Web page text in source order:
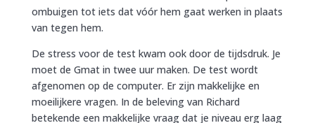
ombuigen tot iets dat vóór hem gaat werken in plaats
van tegen hem.
De stress voor de test kwam ook door de tijdsdruk. Je
moet de Gmat in twee uur maken. De test wordt
afgenomen op de computer. Er zijn makkelijke en
moeilijkere vragen. In de beleving van Richard
betekende een makkelijke vraag dat je niveau erg laag